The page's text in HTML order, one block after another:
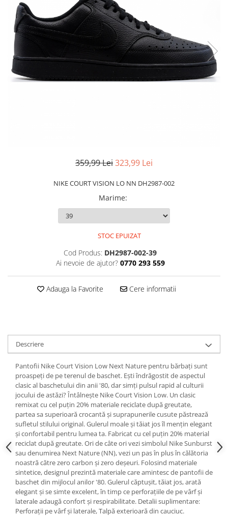
Slapi barbati
Mocasini
Pantofi sport femei
Slapi femei
Sandale & Slapi copii
359,99 Lei323,99 Lei
NIKE COURT VISION LO NN DH2987-002
Marime:
STOC EPUIZAT
Cod Produs: DH2987-002-39
Ai nevoie de ajutor? 0770 293 559
Adauga la Favorite Cere informatii
Descriere
Pantofii Nike Court Vision Low Next Nature pentru bărbați sunt
proaspeți de pe terenul de baschet. Ești îndrăgostit de aspectul
clasic al baschetului din anii '80, dar simți pulsul rapid al culturii
jocului de astăzi? Întâlnește Nike Court Vision Low. Un clasic
remixat cu cel puțin 20% materiale reciclate după greutate,
partea sa superioară crocantă și suprapunerile cusute păstrează
sufletul stilului original. Gulerul moale și tăiat jos îl mențin elegant
și confortabil pentru lumea ta. Fabricat cu cel puțin 20% material
reciclat după greutate. Ori de câte ori vezi simbolul Nike Sunburst
sau denumirea Next Nature (NN), vezi un pas în plus în călătoria
noastră către zero carbon și zero deșeuri. Folosind materiale
sintetice, designul prezintă materiale care amintesc de pantofii de
baschet din mijlocul anilor '80. Gulerul căptușit, tăiat jos, arată
elegant și se simte excelent, în timp ce perforațiile de pe vârf și
laterale adaugă confort și respirabilitate. Detalii suplimentare:
Perforații pe vârf și laterale, Talpă exterioară din cauciuc.